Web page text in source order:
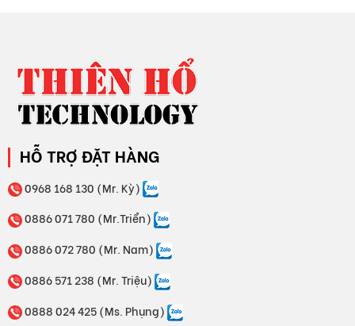
giảm tốc phù hợp với nhu cầu sử dụng sẽ giúp doanh nghiệp
nâng cao hiệu quả sản xuất và tiết kiệm chi phí vận hành.
HỖ TRỢ ĐẶT HÀNG
0968 168 130 (Mr. Kỳ)
0886 071 780 (Mr.Triển)
0886 072 780 (Mr. Nam)
0886 571 238 (Mr. Triệu)
0888 024 425 (Ms. Phụng)